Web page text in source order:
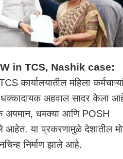
in TCS, Nashik case:
कार्यालयातील महिला
धक्कादायक अहवाल सादर केला
अपमान, धमक्या आणि POSH
आहेत. या प्रकरणामुळे देशातील
निर्माण झाले आहे.